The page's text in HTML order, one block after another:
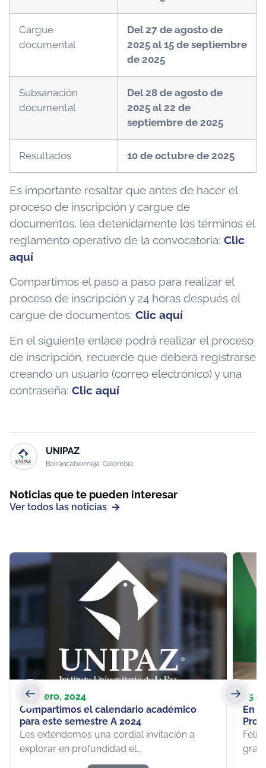
Cargue
documental
Del 27 de agosto de
2025 al 15 de septiembre
de 2025
Subsanación
documental
Del 28 de agosto de
2025 al 22 de
septiembre de 2025
Resultados 10 de octubre de 2025
Es importante resaltar que antes de hacer el
proceso de inscripción y cargue de
documentos, lea detenidamente los términos el
reglamento operativo de la convocatoria: Clic
aquí
Compartimos el paso a paso para realizar el
proceso de inscripción y 24 horas después el
cargue de documentos: Clic aquí
En el siguiente enlace podrá realizar el proceso
de inscripción, recuerde que deberá registrarse
creando un usuario (correo electrónico) y una
contraseña: Clic aquí
Noticias que te pueden interesar
Ver todos las noticias
12 enero, 2024
Compartimos el calendario académico
para este semestre A 2024
Les extendemos una cordial invitación a
explorar en profundidad el...
25
En